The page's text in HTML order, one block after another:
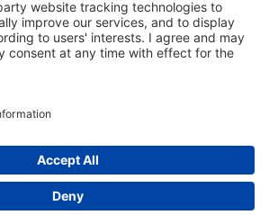
sobre nós|Política de privacidade